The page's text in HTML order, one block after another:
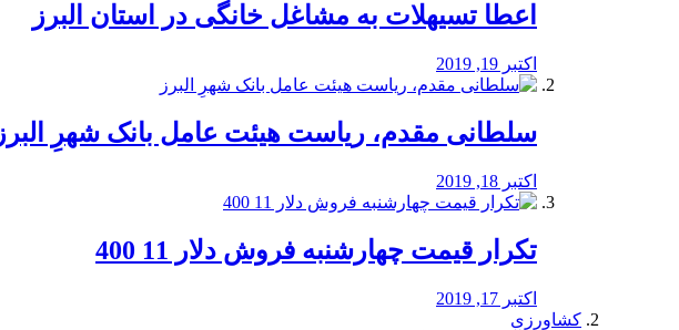
️اعطا تسیهلات به مشاغل خانگی در استان البرز
اکتبر 19, 2019
سلطانی مقدم، ریاست هیئت عامل بانک شهرِ البرز
اکتبر 18, 2019
تکرار قیمت چهارشنبه فروش دلار 11 400
اکتبر 17, 2019
کشاورزی